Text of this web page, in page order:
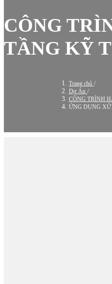
CÔNG
TẦNG KỸ
Trang chủ /
Dự Án /
CÔNG TRÌNH
ỨNG DỤNG